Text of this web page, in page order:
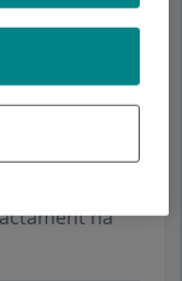
que
i tractar
ha